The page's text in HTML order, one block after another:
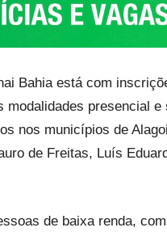
Bahia está com
modalidades presencial
nos municípios de
de Freitas, Luís
de baixa renda,